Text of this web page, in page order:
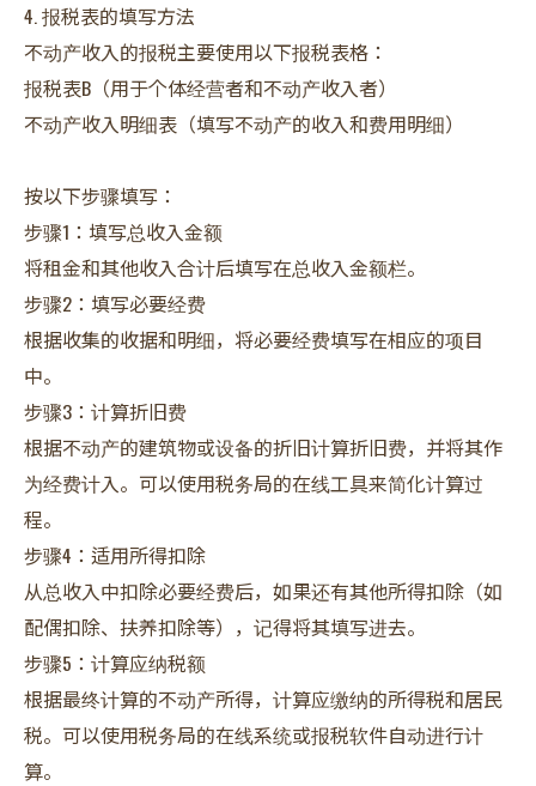
4. 报税表的填写方法
不动产收入的报税主要使用以下报税表格：
报税表B（用于个体经营者和不动产收入者）
不动产收入明细表（填写不动产的收入和费用明细）
按以下步骤填写：
步骤1：填写总收入金额
将租金和其他收入合计后填写在总收入金额栏。
步骤2：填写必要经费
根据收集的收据和明细，将必要经费填写在相应的项目
中。
步骤3：计算折旧费
根据不动产的建筑物或设备的折旧计算折旧费，并将其作
为经费计入。可以使用税务局的在线工具来简化计算过
程。
步骤4：适用所得扣除
从总收入中扣除必要经费后，如果还有其他所得扣除（如
配偶扣除、扶养扣除等），记得将其填写进去。
步骤5：计算应纳税额
根据最终计算的不动产所得，计算应缴纳的所得税和居民
税。可以使用税务局的在线系统或报税软件自动进行计
算。